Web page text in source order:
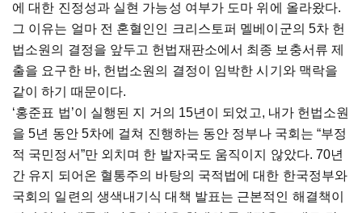
에 대한 진정성과 실현 가능성 여부가 도마 위에 올라왔다.
그 이유는 얼마 전 혼혈인인 크리스토퍼 멜베이군의 5차 헌
법소원의 결정을 앞두고 헌법재판소에서 최종 보충서류 제
출을 요구한 바, 헌법소원의 결정이 임박한 시기와 맥락을
같이 하기 때문이다.
‘홍준표 법’이 실행된 지 거의 15년이 되었고, 내가 헌법소원
을 5년 동안 5차에 걸쳐 진행하는 동안 정부나 국회는 “부정
적 국민정서”만 외치며 한 발자국도 움직이지 않았다. 70년
간 유지 되어온 혈통주의 바탕의 국적법에 대한 한국정부와
국회의 일련의 생색내기식 대책 발표는 근본적인 해결책이